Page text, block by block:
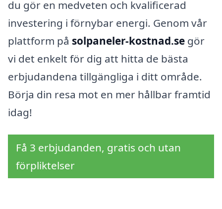
du gör en medveten och kvalificerad
investering i förnybar energi. Genom vår
plattform på solpaneler-kostnad.se gör
vi det enkelt för dig att hitta de bästa
erbjudandena tillgängliga i ditt område.
Börja din resa mot en mer hållbar framtid
idag!
Få 3 erbjudanden, gratis och utan
förpliktelser